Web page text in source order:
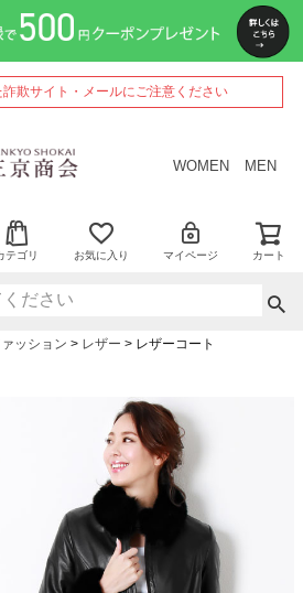
欺サイト・メールにご注意ください
WOMEN MEN
テゴリ お気に入り マイページ カート
ッション レザー レザーコート